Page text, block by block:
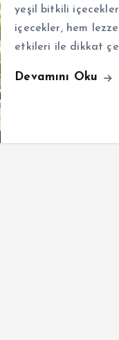
yeşil bitkili içecekler
içecekler, hem
etkileri ile dikkat
Devamını Oku